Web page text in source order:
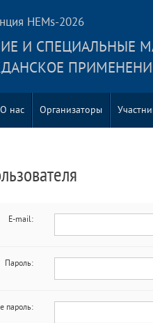
HEMs-2026
И СПЕЦИАЛЬНЫЕ
О нас Организаторы
E-mail:
Пароль:
пароль: